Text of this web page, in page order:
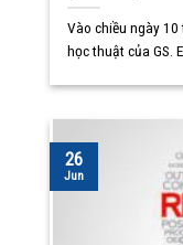
Vào chiều ngày
học thuật của GS.
26
Jun